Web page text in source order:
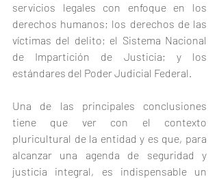
servicios legales con enfoque en los
derechos humanos; los derechos de las
víctimas del delito; el Sistema Nacional
de Impartición de Justicia; y los
estándares del Poder Judicial Federal.
Una de las principales conclusiones
tiene que ver con el contexto
pluricultural de la entidad y es que, para
alcanzar una agenda de seguridad y
justicia integral, es indispensable un